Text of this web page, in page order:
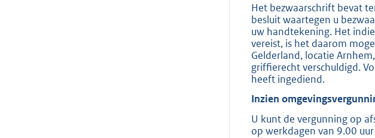
Het bezwaarschrift bevat
besluit waartegen u
uw handtekening. Het
vereist, is het daarom
Gelderland, locatie
griffierecht verschuldigd.
heeft ingediend.
Inzien
U kunt de vergunning op
op werkdagen van 9.00